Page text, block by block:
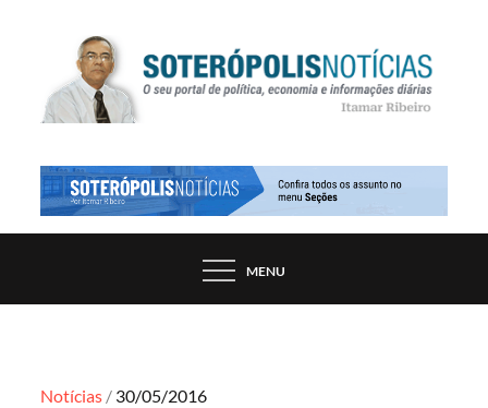
SOTERÓPOLIS NOTÍCIAS
PORTAL DE NOTÍCIAS DE SALVADOR E
MENU
Notícias Posted
30/05/2016